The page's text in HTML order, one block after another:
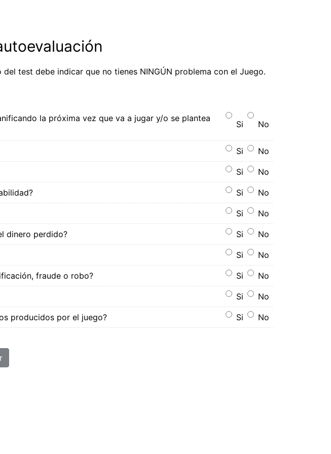
test debe indicar que no tienes NINGÚN problema con el Juego.
la próxima vez que va a jugar y/o se plantea
Si No
Si No
Si No
Si No
Si No
dinero perdido? Si No
Si No
fraude o robo? Si No
Si No
producidos por el juego? Si No